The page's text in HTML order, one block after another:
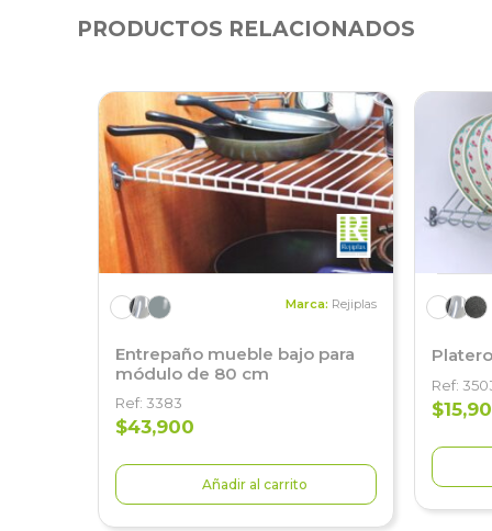
PRODUCTOS RELACIONADOS
Marca: Rejiplas
Entrepaño mueble bajo para
módulo de 80 cm
Ref: 3383
$43,900
Añadir al carrito
Ref: